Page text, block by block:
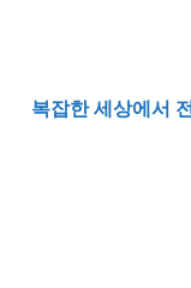
복잡한 세상에서